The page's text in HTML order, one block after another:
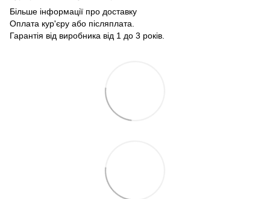
Більше інформації про доставку
Оплата кур'єру або післяплата.
Гарантія від виробника від 1 до 3 років.